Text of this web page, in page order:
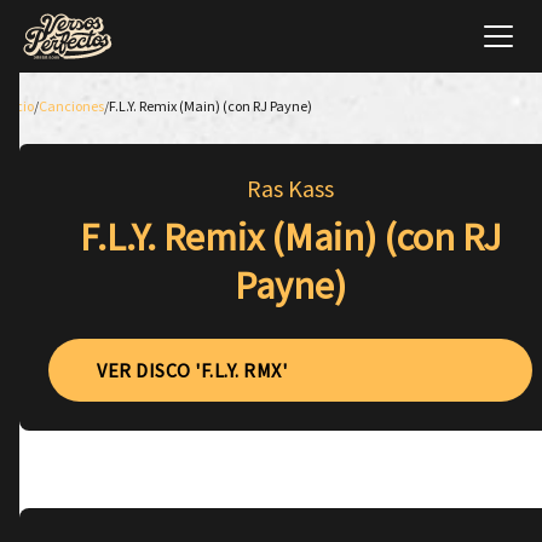
Inicio/Canciones/F​.​L​.​Y. Remix (Main) (con RJ Payne)
Ras Kass
F​.​L​.​Y. Remix (Main) (con RJ
Payne)
VER DISCO 'F​.​L​.​Y. RMX'